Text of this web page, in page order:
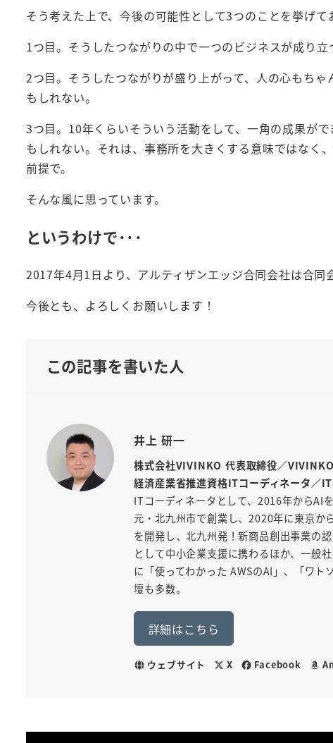
そう考えた上で、今後の可能性として3つのことを挙げて
1つ目。そうしたつながりの中で一つのビジネスが成り
2つ目。そうしたつながりが盛り上がって、人の心もち
もしれない。
3つ目。10年くらいそういう活動をして、一角の成果が
もしれない。それは、事務所を大きくする意味ではなく
前提で。
そんな風に思っています。
というわけで･･･
2017年4月1日より、アルティザンエッジ合同会社は合同
今後とも、よろしくお願いします！
この記事を書いた人
井上 研一
株式会社VIVINKO 代表取締役／
経済産業省推進資格ITコーディネータ／
ITコーディネータとして、2016年からAI
元・北九州市で創業し、2020年に東京か
を開発し、北九州発！新商品創出事業の
として中小企業支援に携わるほか、一般
に「使ってわかった AWSのAI」、「ワ
壇も多数。
詳細はこちら
ウェブサイト X Facebook